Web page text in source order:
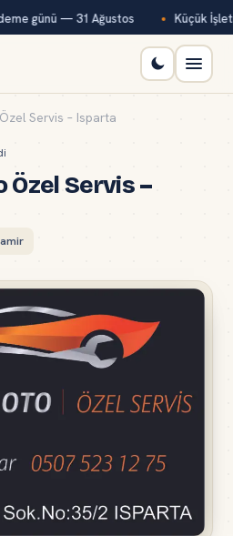
günü — 31 Ağustos Küçük
Servis – Isparta
Servis –